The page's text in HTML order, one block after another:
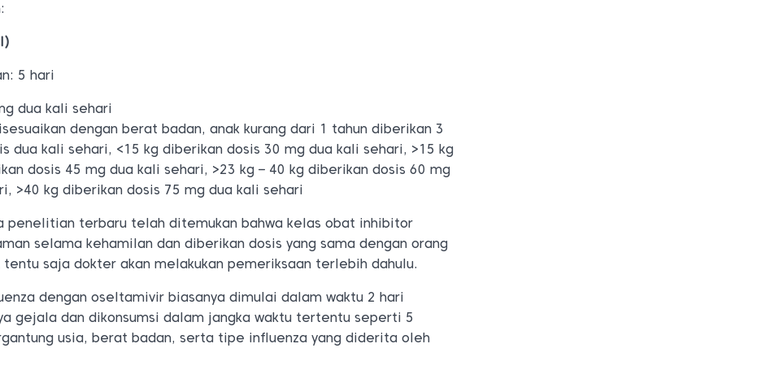
5 hari
dua kali sehari
dengan berat badan, anak kurang dari 1 tahun diberikan 3
dua kali sehari, <15 kg diberikan dosis 30 mg dua kali sehari, >15 kg
dosis 45 mg dua kali sehari, >23 kg – 40 kg diberikan dosis 60 mg
>40 kg diberikan dosis 75 mg dua kali sehari
penelitian terbaru telah ditemukan bahwa kelas obat inhibitor
selama kehamilan dan diberikan dosis yang sama dengan orang
tentu saja dokter akan melakukan pemeriksaan terlebih dahulu.
dengan oseltamivir biasanya dimulai dalam waktu 2 hari
gejala dan dikonsumsi dalam jangka waktu tertentu seperti 5
usia, berat badan, serta tipe influenza yang diderita oleh